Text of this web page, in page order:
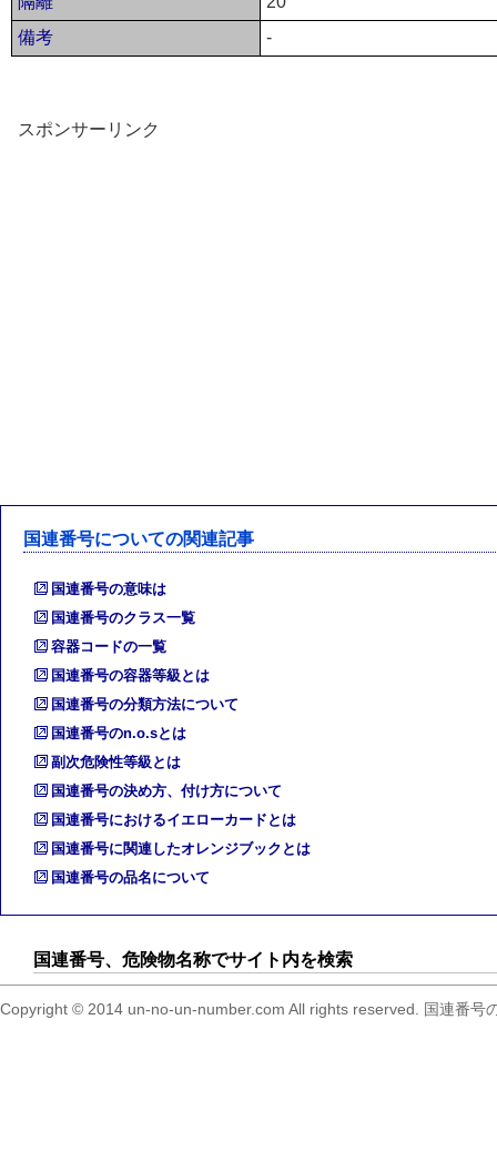
備考
-
スポンサーリンク
国連番号についての関連記事
国連番号の意味は
国連番号のクラス一覧
容器コードの一覧
国連番号の容器等級とは
国連番号の分類方法について
国連番号のn.o.sとは
副次危険性等級とは
国連番号の決め方、付け方について
国連番号におけるイエローカードとは
国連番号に関連したオレンジブックとは
国連番号の品名について
国連番号、危険物名称でサイト内を検索
Copyright © 2014 un-no-un-number.com All rights reserved. 国連番号